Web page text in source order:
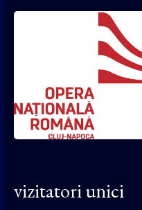
vizitatori unici